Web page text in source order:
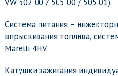
VW 502 00 / 505 00 / 505 01).
Система питания –
впрыскивания топлива,
Marelli 4HV.
Катушки зажигания